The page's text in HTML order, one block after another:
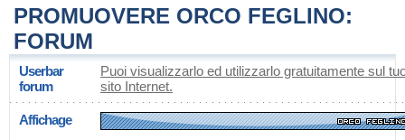
PROMUOVERE ORCO FEGLINO:
FORUM
Userbar
forum
Puoi visualizzarlo ed utilizzarlo gratuitamente sul
sito Internet.
Affichage